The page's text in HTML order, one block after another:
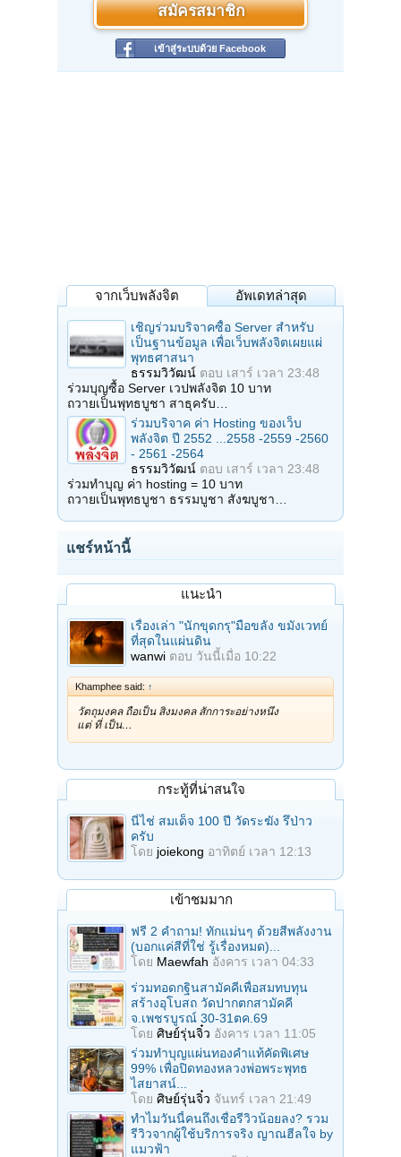
สมัครสมาชิก
เข้าสู่ระบบด้วย Facebook
จากเว็บพลังจิต อัพเดทล่าสุด
เชิญร่วมบริจาคซื้อ Server สำหรับ
เป็นฐานข้อมูล เพื่อเว็บพลังจิตเผยแผ่
พุทธศาสนา
ธรรมวิวัฒน์ ตอบ เสาร์ เวลา 23:48
ร่วมบุญซื้อ Server เวปพลังจิต 10 บาท
ถวายเป็นพุทธบูชา สาธุครับ…
ร่วมบริจาค ค่า Hosting ของเว็บ
พลังจิต ปี 2552 ...2558 -2559 -2560
- 2561 -2564
ธรรมวิวัฒน์ ตอบ เสาร์ เวลา 23:48
ร่วมทำบุญ ค่า hosting = 10 บาท
ถวายเป็นพุทธบูชา ธรรมบูชา สังฆบูชา…
แชร์หน้านี้
แนะนำ
เรื่องเล่า "นักขุดกรุ"มือขลัง ขมังเวทย์
ที่สุดในแผ่นดิน
wanwi ตอบ วันนี้เมื่อ 10:22
Khamphee said: ↑
วัตถุมงคล ถือเป็น สิ่งมงคล สักการะอย่างหนึ่ง
แต่ ที่ เป็น…
กระทู้ที่น่าสนใจ
นี่ไช่ สมเด็จ 100 ปี วัดระฆัง รึป่าว
ครับ
โดย joiekong อาทิตย์ เวลา 12:13
เข้าชมมาก
ฟรี 2 คำถาม! ทักแม่นๆ ด้วยสีพลังงาน
(บอกแค่สีที่ใช่ รู้เรื่องหมด)...
โดย Maewfah อังคาร เวลา 04:33
ร่วมทอดกฐินสามัคคีเพื่อสมทบทุน
สร้างอุโบสถ วัดปากตกสามัคคี
จ.เพชรบูรณ์ 30-31ตค.69
โดย ศิษย์รุ่นจิ๋ว อังคาร เวลา 11:05
ร่วมทําบุญแผ่นทองคำแท้คัดพิเศษ
99% เพื่อปิดทองหลวงพ่อพระพุทธ
ไสยาสน์...
โดย ศิษย์รุ่นจิ๋ว จันทร์ เวลา 21:49
ทำไมวันนี้คนถึงเชื่อรีวิวน้อยลง? รวม
รีวิวจากผู้ใช้บริการจริง ญาณฮีลใจ by
แมวฟ้า